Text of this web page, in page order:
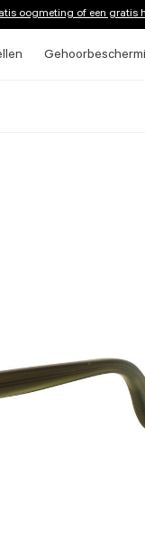
oogmeting of een gratis